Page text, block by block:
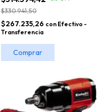
$330.941,50
$267.235,26 con Efectivo -
Transferencia